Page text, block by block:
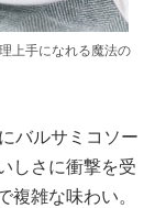
上手になれる魔法の
バルサミコソー
しさに衝撃を受
雑な味わい。